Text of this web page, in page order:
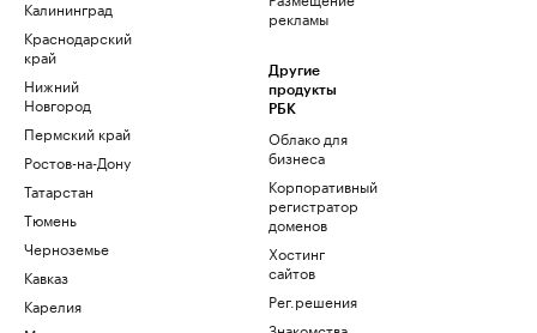
Калининград
Краснодарский
край
Нижний
Новгород
Пермский край
Ростов-на-Дону
Татарстан
Тюмень
Черноземье
Кавказ
Карелия
рекламы
Другие
продукты
РБК
Облако для
бизнеса
Корпоративный
регистратор
доменов
Хостинг
сайтов
Рег.решения